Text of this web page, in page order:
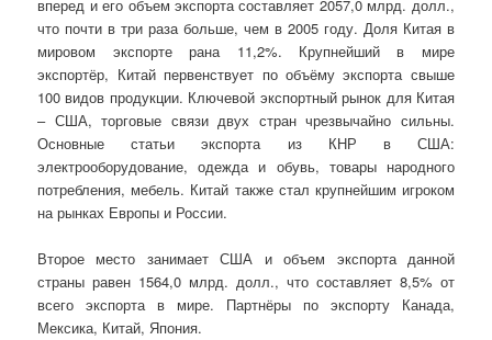
вперед и его объем экспорта составляет 2057,0 млрд. долл.,
что почти в три раза больше, чем в 2005 году. Доля Китая в
мировом экспорте рана 11,2%. Крупнейший в мире
экспортёр, Китай первенствует по объёму экспорта свыше
100 видов продукции. Ключевой экспортный рынок для Китая
– США, торговые связи двух стран чрезвычайно сильны.
Основные статьи экспорта из КНР в США:
электрооборудование, одежда и обувь, товары народного
потребления, мебель. Китай также стал крупнейшим игроком
на рынках Европы и России.
Второе место занимает США и объем экспорта данной
страны равен 1564,0 млрд. долл., что составляет 8,5% от
всего экспорта в мире. Партнёры по экспорту Канада,
Мексика, Китай, Япония.